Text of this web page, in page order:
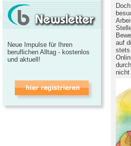
auf
stets
Neue Impulse für Ihren
beruflichen Alltag - kostenlos
und aktuell!